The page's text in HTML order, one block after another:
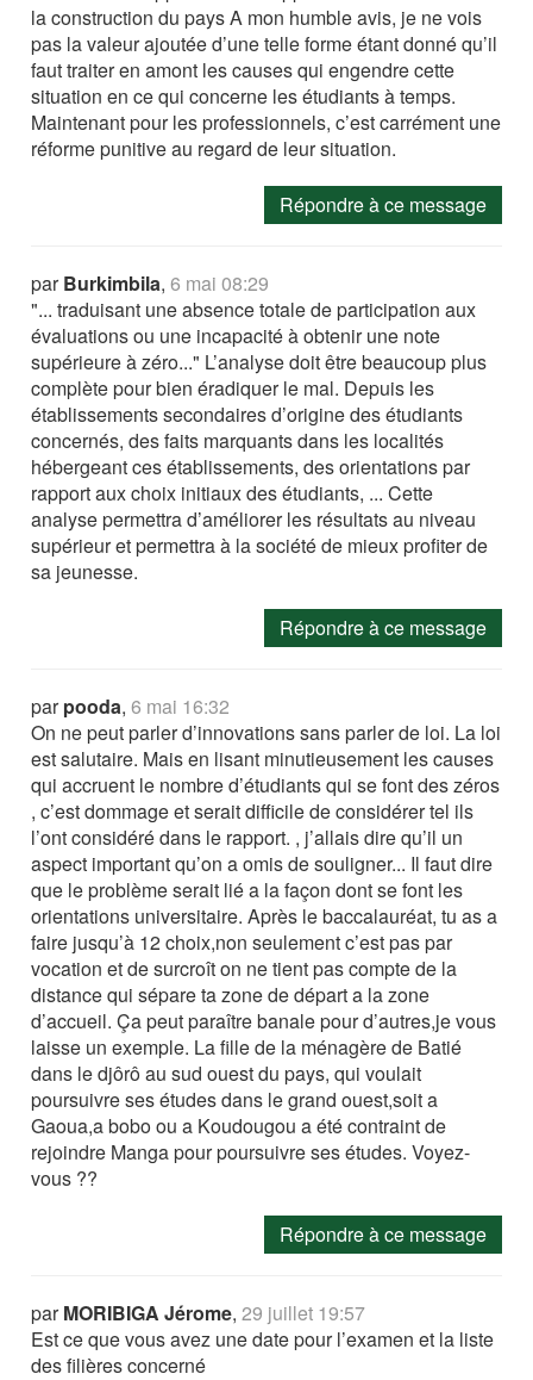
la construction du pays A mon humble avis, je ne vois
pas la valeur ajoutée d’une telle forme étant donné qu’il
faut traiter en amont les causes qui engendre cette
situation en ce qui concerne les étudiants à temps.
Maintenant pour les professionnels, c’est carrément une
réforme punitive au regard de leur situation.
Répondre à ce message
parBurkimbila,6 mai 08:29
"... traduisant une absence totale de participation aux
évaluations ou une incapacité à obtenir une note
supérieure à zéro..." L’analyse doit être beaucoup plus
complète pour bien éradiquer le mal. Depuis les
établissements secondaires d’origine des étudiants
concernés, des faits marquants dans les localités
hébergeant ces établissements, des orientations par
rapport aux choix initiaux des étudiants, ... Cette
analyse permettra d’améliorer les résultats au niveau
supérieur et permettra à la société de mieux profiter de
sa jeunesse.
Répondre à ce message
parpooda,6 mai 16:32
On ne peut parler d’innovations sans parler de loi. La loi
est salutaire. Mais en lisant minutieusement les causes
qui accruent le nombre d’étudiants qui se font des zéros
, c’est dommage et serait difficile de considérer tel ils
l’ont considéré dans le rapport. , j’allais dire qu’il un
aspect important qu’on a omis de souligner... Il faut dire
que le problème serait lié a la façon dont se font les
orientations universitaire. Après le baccalauréat, tu as a
faire jusqu’à 12 choix,non seulement c’est pas par
vocation et de surcroît on ne tient pas compte de la
distance qui sépare ta zone de départ a la zone
d’accueil. Ça peut paraître banale pour d’autres,je vous
laisse un exemple. La fille de la ménagère de Batié
dans le djôrô au sud ouest du pays, qui voulait
poursuivre ses études dans le grand ouest,soit a
Gaoua,a bobo ou a Koudougou a été contraint de
rejoindre Manga pour poursuivre ses études. Voyez-
vous ??
Répondre à ce message
parMORIBIGA Jérome,29 juillet 19:57
Est ce que vous avez une date pour l’examen et la liste
des filières concerné